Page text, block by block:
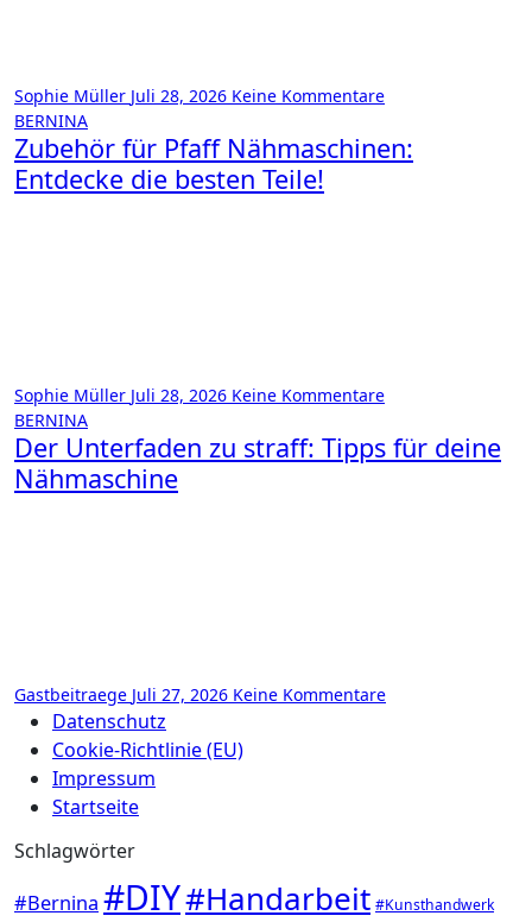
Sophie Müller Juli 28, 2026 Keine Kommentare
BERNINA
Zubehör für Pfaff Nähmaschinen:
Entdecke die besten Teile!
Sophie Müller Juli 28, 2026 Keine Kommentare
BERNINA
Der Unterfaden zu straff: Tipps für deine
Nähmaschine
Gastbeitraege Juli 27, 2026 Keine Kommentare
Datenschutz
Cookie-Richtlinie (EU)
Impressum
Startseite
Schlagwörter
#Bernina #DIY#Handarbeit #Kunsthandwerk